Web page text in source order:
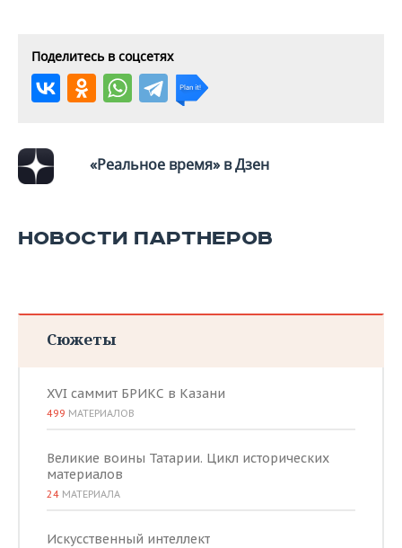
ХОККЕЙ С МЯЧОМ
ПРОИСШЕСТВИЯ
Поделитесь в соцсетях
«Реальное время» в Дзен
НОВОСТИ ПАРТНЕРОВ
Сюжеты
XVI саммит БРИКС в Казани
499 МАТЕРИАЛОВ
Великие воины Татарии. Цикл исторических
материалов
24 МАТЕРИАЛА
Искусственный интеллект